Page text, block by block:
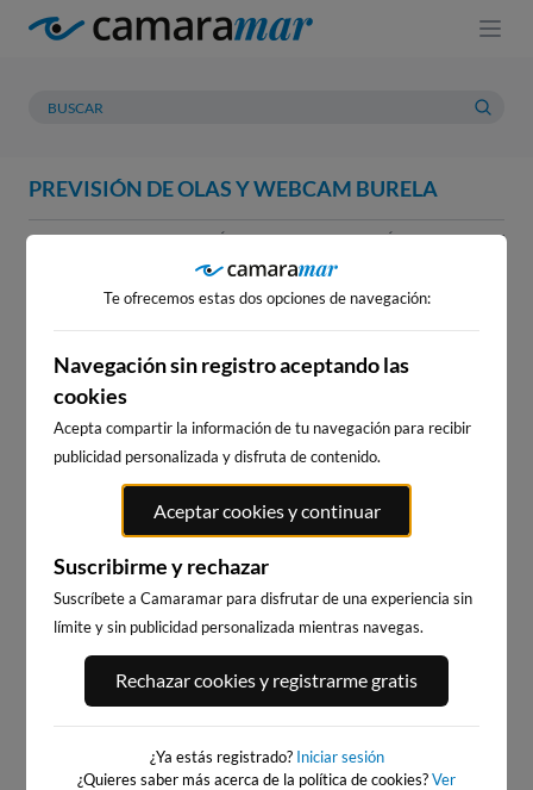
PREVISIÓN DE OLAS Y WEBCAM BURELA
WEBCAM PREVISIÓN METEOROLOGÍA MAREAS
WEBCAM BURELA
PLAYA DA RAPADOIRA
13km · Foz
CHOPI
PLAYA DE COVAS
20km · Viveiro
0.3 m CHOPI
Te ofrecemos estas dos opciones de navegación:
Navegación sin registro aceptando las
cookies
Acepta compartir la información de tu navegación para recibir
publicidad personalizada y disfruta de contenido.
Aceptar cookies y continuar
Suscribirme y rechazar
Suscríbete a Camaramar para disfrutar de una experiencia sin
límite y sin publicidad personalizada mientras navegas.
Rechazar cookies y registrarme gratis
¿Ya estás registrado? Iniciar sesión
¿Quieres saber más acerca de la política de cookies?Ver